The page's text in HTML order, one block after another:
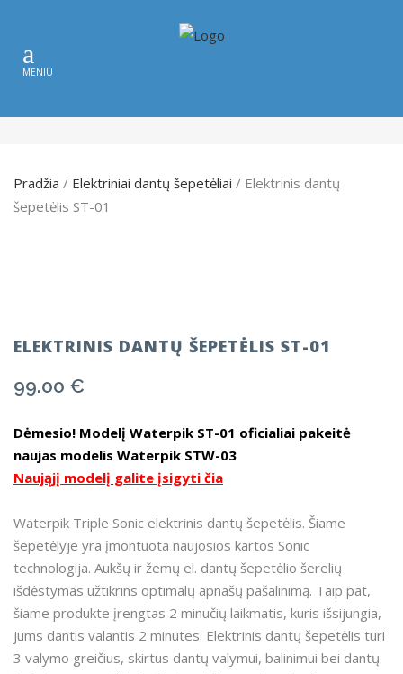
Pradžia / Elektriniai dantų šepetėliai / Elektrinis dantų
šepetėlis ST-01
ELEKTRINIS DANTŲ ŠEPETĖLIS ST-01
99.00 €
Dėmesio! Modelį Waterpik ST-01 oficialiai pakeitė
naujas modelis Waterpik STW-03
Naująjį modelį galite įsigyti čia
Waterpik Triple Sonic elektrinis dantų šepetėlis. Šiame
šepetėlyje yra įmontuota naujosios kartos Sonic
technologija. Aukšų ir žemų el. dantų šepetėlio šerelių
išdėstymas užtikrins optimalų apnašų pašalinimą. Taip pat,
šiame produkte įrengtas 2 minučių laikmatis, kuris išsijungia,
jums dantis valantis 2 minutes. Elektrinis dantų šepetėlis turi
3 valymo greičius, skirtus dantų valymui, balinimui bei dantų